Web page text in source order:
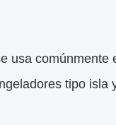
usa comúnmente
tipo isla